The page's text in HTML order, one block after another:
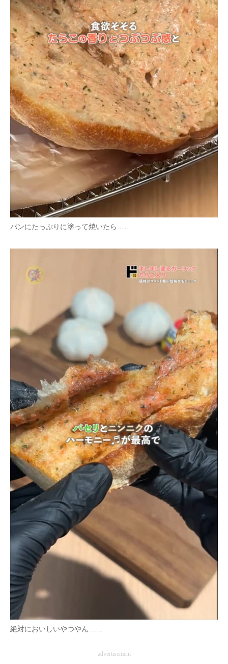
パンにたっぷりに塗って焼いたら……
絶対においしいやつやん……
advertisement